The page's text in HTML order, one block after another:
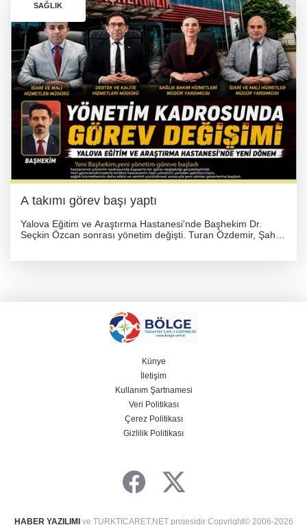
SAĞLIK
A takımı görev başı yaptı
Yalova Eğitim ve Araştırma Hastanesi'nde Başhekim Dr.
Seçkin Özcan sonrası yönetim değişti. Turan Özdemir, Şahin
Künye
İletişim
Kullanım Şartnamesi
Veri Politikası
Çerez Politikası
Gizlilik Politikası
HABER YAZILIMI ve TURKTICARET.NET projesidir Copyright© 2006-2026